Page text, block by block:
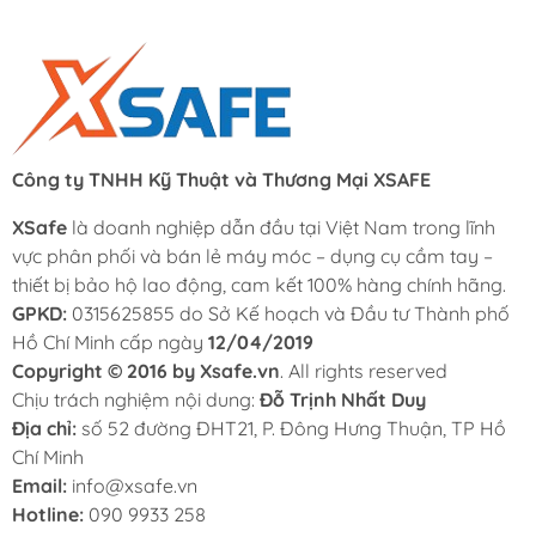
Công ty TNHH Kỹ Thuật và Thương Mại XSAFE
XSafe là doanh nghiệp dẫn đầu tại Việt Nam trong lĩnh
vực phân phối và bán lẻ máy móc – dụng cụ cầm tay –
thiết bị bảo hộ lao động, cam kết 100% hàng chính hãng.
GPKD: 0315625855 do Sở Kế hoạch và Đầu tư Thành phố
Hồ Chí Minh cấp ngày 12/04/2019
Copyright © 2016 by Xsafe.vn. All rights reserved
Chịu trách nghiệm nội dung: Đỗ Trịnh Nhất Duy
Địa chỉ: số 52 đường ĐHT21, P. Đông Hưng Thuận, TP Hồ
Chí Minh
Email: info@xsafe.vn
Hotline: 090 9933 258